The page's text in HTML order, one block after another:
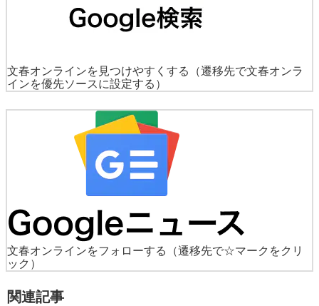
文春オンラインを見つけやすくする
（遷移先で文春オンラ
インを優先ソースに設定する）
文春オンラインをフォローする
（遷移先で☆マークをクリ
ック）
関連記事